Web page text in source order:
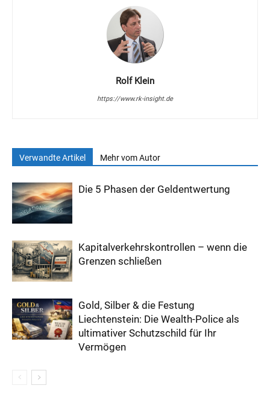
Rolf Klein
https://www.rk-insight.de
Verwandte Artikel Mehr vom Autor
Die 5 Phasen der Geldentwertung
Kapitalverkehrskontrollen – wenn die
Grenzen schließen
Gold, Silber & die Festung
Liechtenstein: Die Wealth-Police als
ultimativer Schutzschild für Ihr
Vermögen